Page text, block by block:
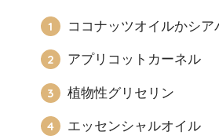
ココナッツオイルかシア
アプリコットカーネル
植物性グリセリン
エッセンシャルオイル